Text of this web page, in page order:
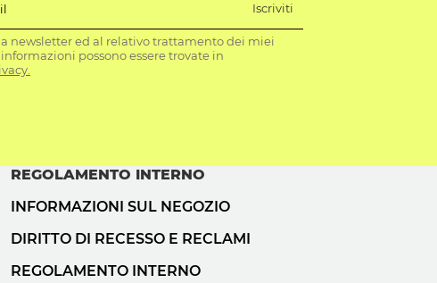
Iscriviti
newsletter ed al relativo trattamento dei miei
possono essere trovate in
REGOLAMENTO INTERNO
INFORMAZIONI SUL NEGOZIO
DIRITTO DI RECESSO E RECLAMI
REGOLAMENTO INTERNO